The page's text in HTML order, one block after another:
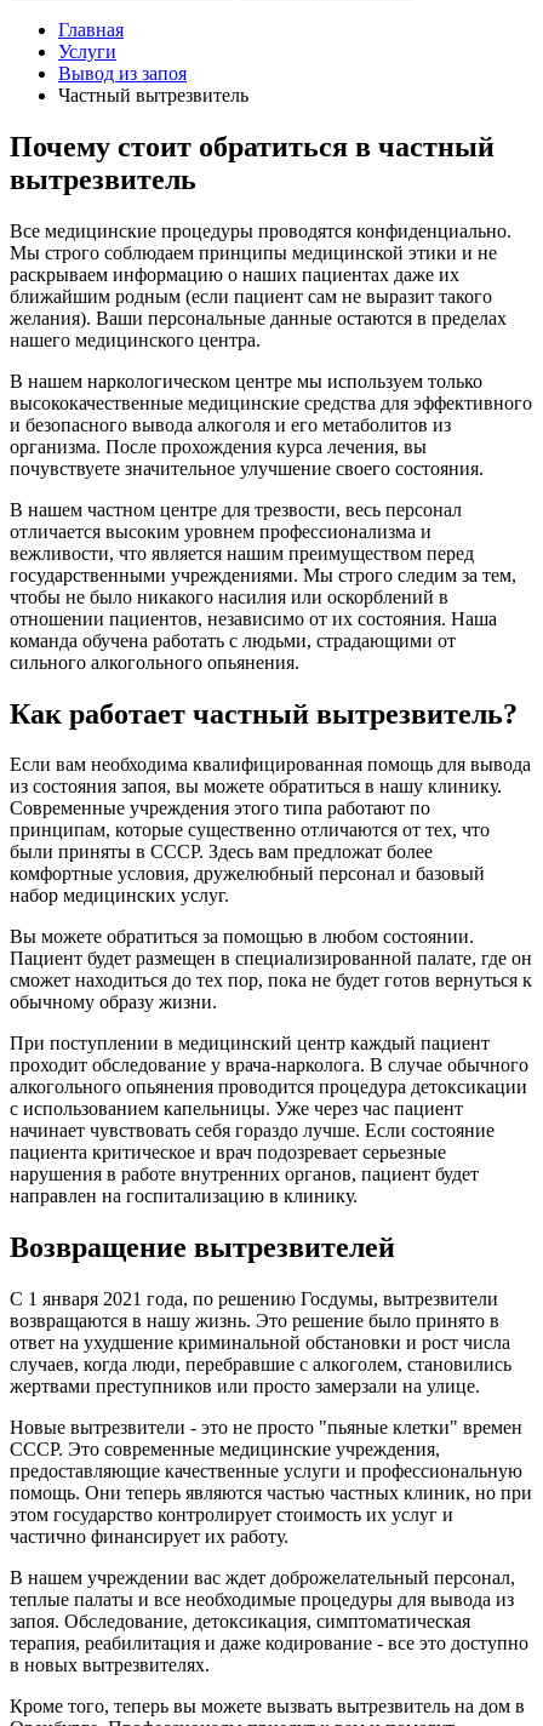
Главная
Услуги
Вывод из запоя
Частный вытрезвитель
Почему стоит обратиться в частный
вытрезвитель
Все медицинские процедуры проводятся конфиденциально.
Мы строго соблюдаем принципы медицинской этики и не
раскрываем информацию о наших пациентах даже их
ближайшим родным (если пациент сам не выразит такого
желания). Ваши персональные данные остаются в пределах
нашего медицинского центра.
В нашем наркологическом центре мы используем только
высококачественные медицинские средства для эффективного
и безопасного вывода алкоголя и его метаболитов из
организма. После прохождения курса лечения, вы
почувствуете значительное улучшение своего состояния.
В нашем частном центре для трезвости, весь персонал
отличается высоким уровнем профессионализма и
вежливости, что является нашим преимуществом перед
государственными учреждениями. Мы строго следим за тем,
чтобы не было никакого насилия или оскорблений в
отношении пациентов, независимо от их состояния. Наша
команда обучена работать с людьми, страдающими от
сильного алкогольного опьянения.
Как работает частный вытрезвитель?
Если вам необходима квалифицированная помощь для вывода
из состояния запоя, вы можете обратиться в нашу клинику.
Современные учреждения этого типа работают по
принципам, которые существенно отличаются от тех, что
были приняты в СССР. Здесь вам предложат более
комфортные условия, дружелюбный персонал и базовый
набор медицинских услуг.
Вы можете обратиться за помощью в любом состоянии.
Пациент будет размещен в специализированной палате, где он
сможет находиться до тех пор, пока не будет готов вернуться к
обычному образу жизни.
При поступлении в медицинский центр каждый пациент
проходит обследование у врача-нарколога. В случае обычного
алкогольного опьянения проводится процедура детоксикации
с использованием капельницы. Уже через час пациент
начинает чувствовать себя гораздо лучше. Если состояние
пациента критическое и врач подозревает серьезные
нарушения в работе внутренних органов, пациент будет
направлен на госпитализацию в клинику.
Возвращение вытрезвителей
С 1 января 2021 года, по решению Госдумы, вытрезвители
возвращаются в нашу жизнь. Это решение было принято в
ответ на ухудшение криминальной обстановки и рост числа
случаев, когда люди, перебравшие с алкоголем, становились
жертвами преступников или просто замерзали на улице.
Новые вытрезвители - это не просто "пьяные клетки" времен
СССР. Это современные медицинские учреждения,
предоставляющие качественные услуги и профессиональную
помощь. Они теперь являются частью частных клиник, но при
этом государство контролирует стоимость их услуг и
частично финансирует их работу.
В нашем учреждении вас ждет доброжелательный персонал,
теплые палаты и все необходимые процедуры для вывода из
запоя. Обследование, детоксикация, симптоматическая
терапия, реабилитация и даже кодирование - все это доступно
в новых вытрезвителях.
Кроме того, теперь вы можете вызвать вытрезвитель на дом в